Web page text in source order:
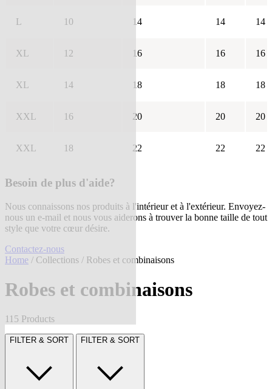
L 10 14 14 14
XL 12 16 16 16
XL 14 18 18 18
XXL 16 20 20 20
XXL 18 22 22 22
Besoin de plus d'aide?
Nous connaissons nos produits à l'intérieur et à l'extérieur. Envoyez-
nous un e-mail et nous vous aiderons à trouver la bonne taille de tout
style que votre cœur désire.
Contactez-nous
Home / Collections / Robes et combinaisons
Robes et combinaisons
115 Products
FILTER & SORT FILTER & SORT